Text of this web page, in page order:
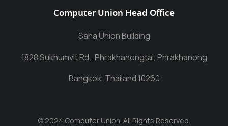
Computer Union Head Office
Saha Union Building
1828 Sukhumvit Rd., Phrakhanongtai, Phrakhanong
Bangkok, Thailand 10260
© 2024 Computer Union. All Rights Reserved.